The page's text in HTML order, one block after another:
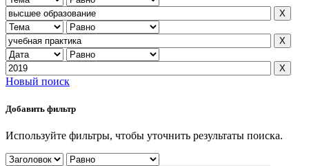
Новый поиск
Добавить фильтр
Используйте фильтры, чтобы уточнить результаты поиска.